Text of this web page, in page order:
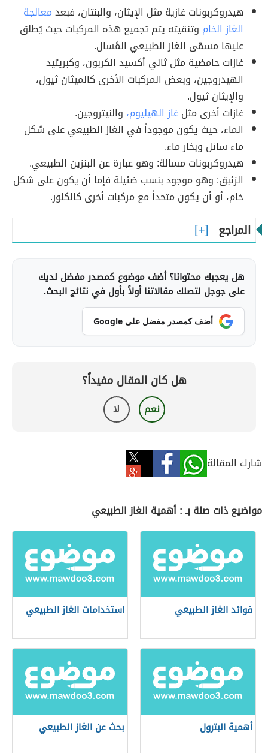
هيدروكربونات غازية مثل الإيثان، والبنتان، فبعدمعالجة
الغاز الخام وتنقيته يتم تجميع هذه المركبات حيث يُطلق
عليها مسمّى الغاز الطبيعي المًسال.
غازات حامضية مثل ثاني أكسيد الكربون، وكبريتيد
الهيدروجين، وبعض المركبات الأخرى كالميثان ثيول،
والإيثان ثيول.
غازات أخرى مثلغاز الهيليوم، والنيتروجين.
الماء، حيث يكون موجوداً في الغاز الطبيعي على شكل
ماء سائل وبخار ماء.
هيدروكربونات مسالة: وهو عبارة عن البنزين الطبيعي.
الزئبق: وهو موجود بنسب ضئيلة فإما أن يكون على شكل
خام، أو أن يكون متحداً مع مركبات أخرى كالكلور.
المراجع
هل يعجبك محتوانا؟ أضف موضوع كمصدر مفضل لديك
على جوجل لتصلك مقالاتنا أولاً بأول في نتائج البحث.
أضف كمصدر مفضل على Google
هل كان المقال مفيداً؟
نعم لا
شارك المقالة
مواضيع ذات صلة بـ : أهمية الغاز الطبيعي
فوائد الغاز الطبيعي استخدامات الغاز الطبيعي
أهمية البترول بحث عن الغاز الطبيعي